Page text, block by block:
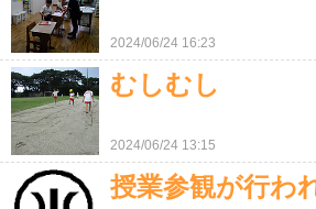
2024/06/24 16:23
むしむし
2024/06/24 13:15
授業参観が行わ